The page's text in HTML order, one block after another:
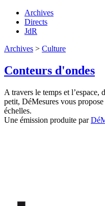
Archives
Directs
JdR
Archives > Culture
Conteurs d'ondes
A travers le temps et
petit, DéMesures vous
échelles.
Une émission produite par